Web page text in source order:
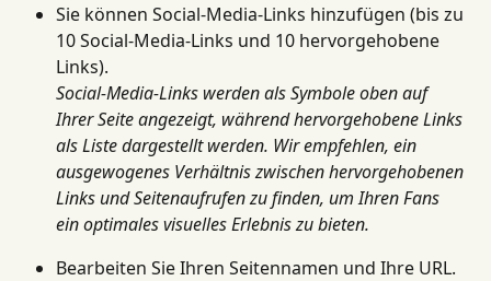
Sie können Social-Media-Links hinzufügen (bis zu
10 Social-Media-Links und 10 hervorgehobene
Links).
Social-Media-Links werden als Symbole oben auf
Ihrer Seite angezeigt, während hervorgehobene Links
als Liste dargestellt werden. Wir empfehlen, ein
ausgewogenes Verhältnis zwischen hervorgehobenen
Links und Seitenaufrufen zu finden, um Ihren Fans
ein optimales visuelles Erlebnis zu bieten.
Bearbeiten Sie Ihren Seitennamen und Ihre URL.